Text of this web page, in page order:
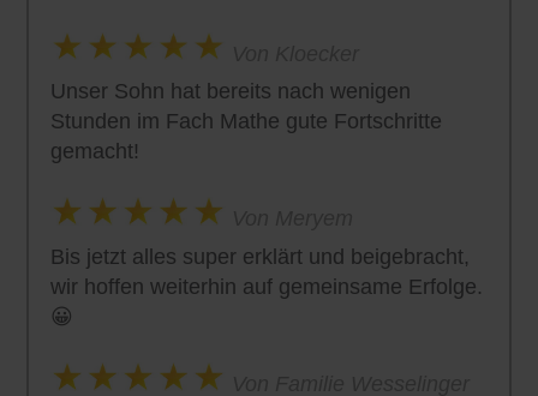
Unser Sohn hat bereits nach wenigen
Stunden im Fach Mathe gute Fortschritte
gemacht!
Bis jetzt alles super erklärt und beigebracht,
wir hoffen weiterhin auf gemeinsame Erfolge.
😀